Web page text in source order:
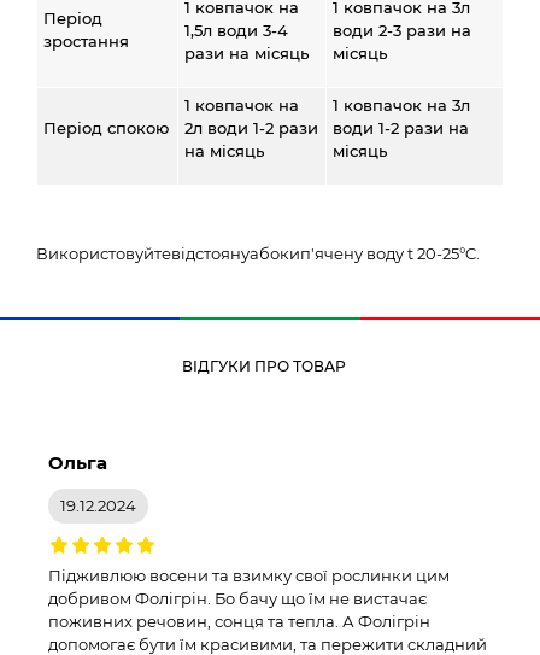
Період
зростання
1 ковпачок на
1,5л води 3-4
рази на місяць
1 ковпачок на 3л
води 2-3 рази на
місяць
Період спокою
1 ковпачок на
2л води 1-2 рази
на місяць
1 ковпачок на 3л
води 1-2 рази на
місяць
Використовуйтевідстоянуабокип'ячену воду t 20-25°C.
ВІДГУКИ ПРО ТОВАР
Ольга
19.12.2024
Підживлюю восени та взимку свої рослинки цим
добривом Фолігрін. Бо бачу що їм не вистачає
поживних речовин, сонця та тепла. А Фолігрін
допомогає бути їм красивими, та пережити складний